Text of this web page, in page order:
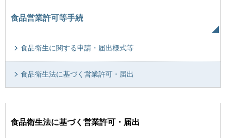
食品営業許可等手続
食品衛生に関する申請・届出様式等
食品衛生法に基づく営業許可・届出
食品衛生法に基づく営業許可・届出